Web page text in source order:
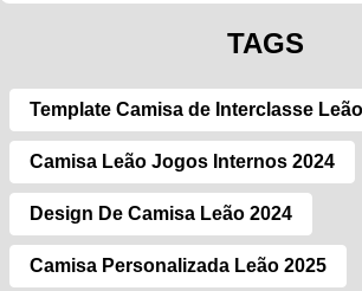
TAGS
Template Camisa de Interclasse Leão
Camisa Leão Jogos Internos 2024
Design De Camisa Leão 2024
Camisa Personalizada Leão 2025